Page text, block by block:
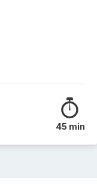
45 min